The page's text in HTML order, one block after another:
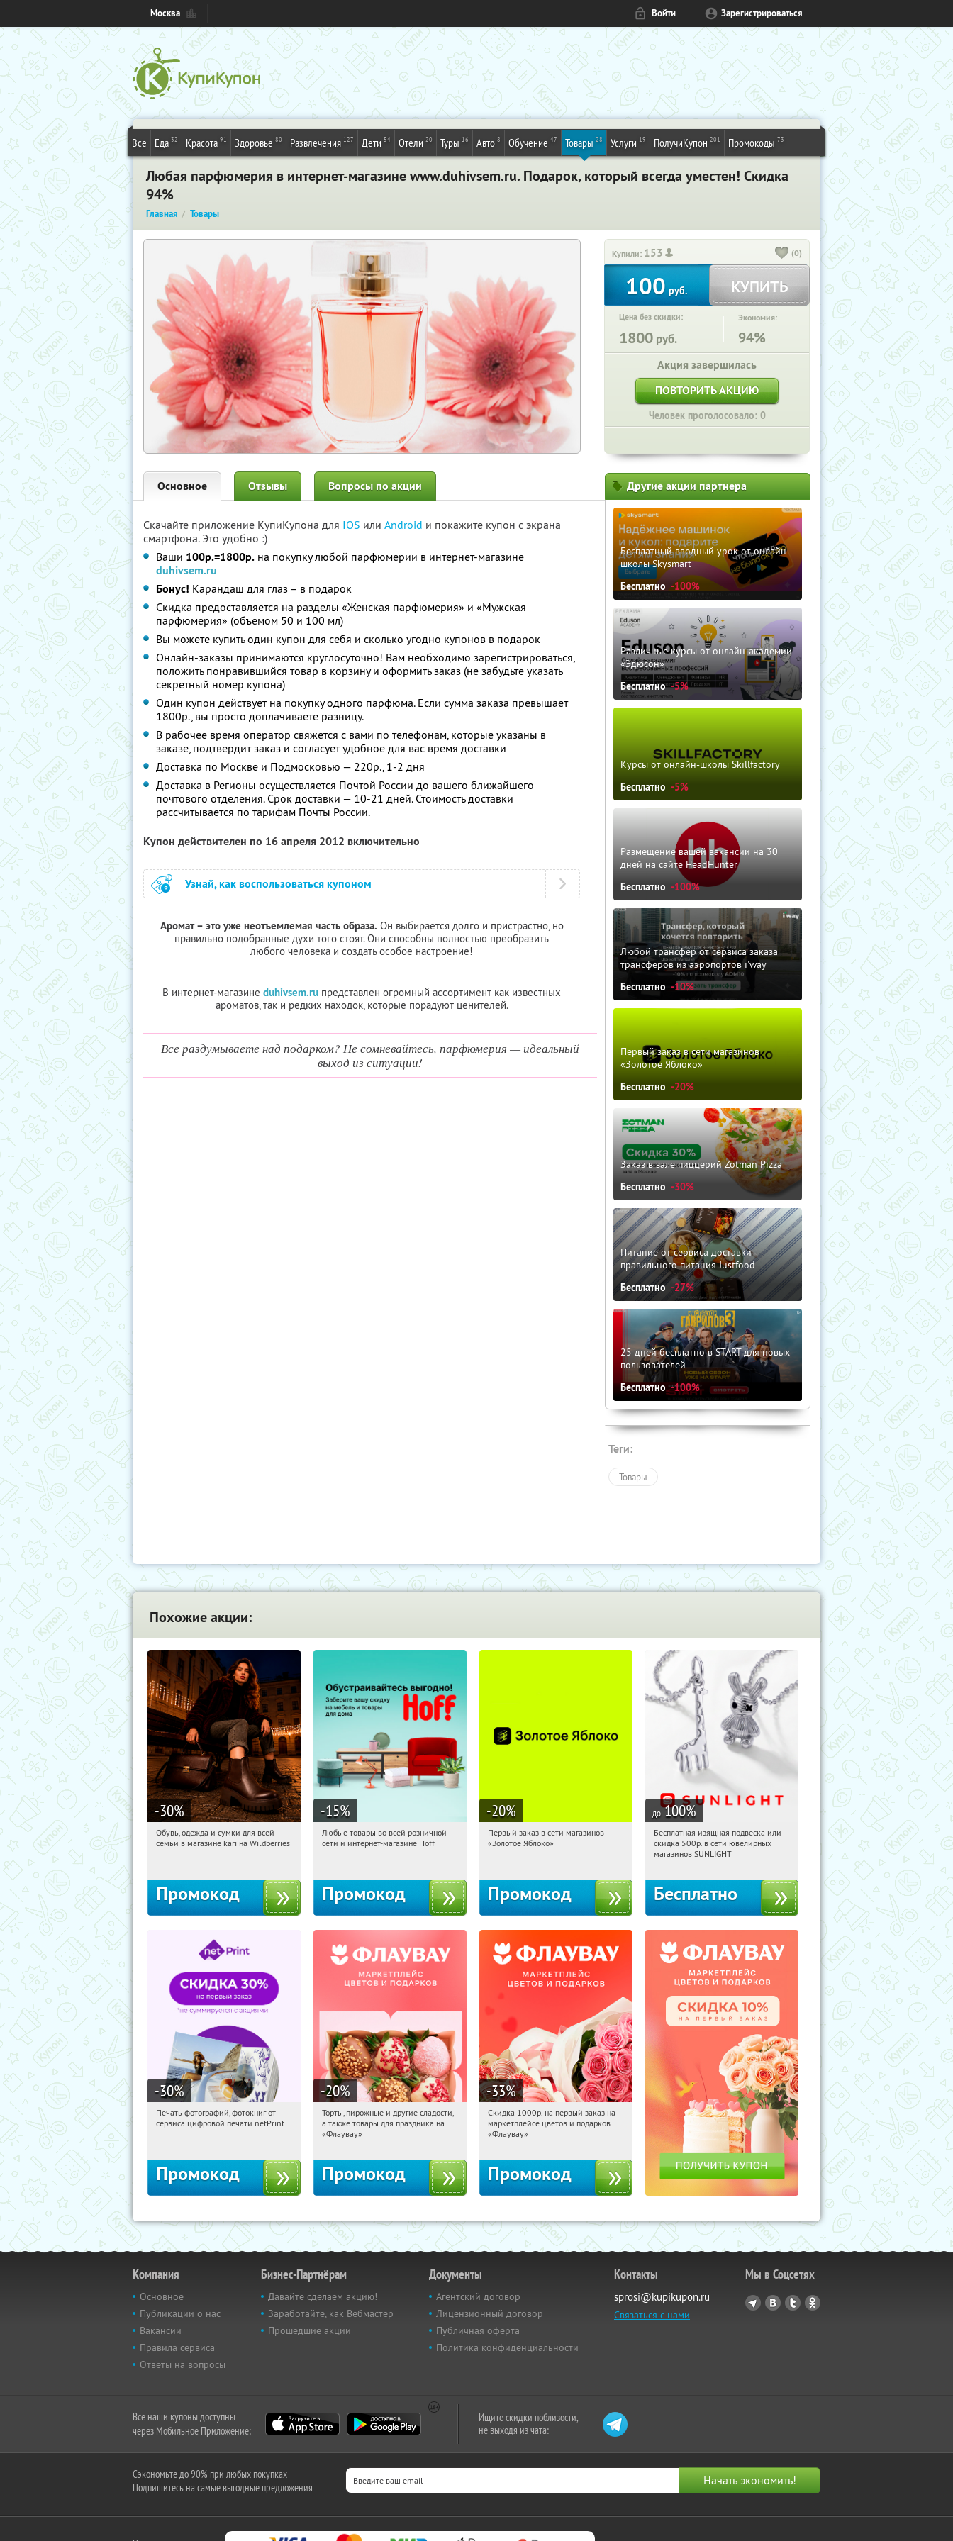
Москва Войти Зарегистрироваться
Все Еда 32 Красота 91 Здоровье 80 Развлечения 127 Дети 54 Отели 20 Туры 16 Авто 8 Обучение 47 Товары 28 Услуги 19 ПолучиКупон 201 Промокоды 73
Любая парфюмерия в интернет-магазине www.duhivsem.ru. Подарок, который всегда уместен! Скидка
94%
Главная Товары
Купили: 153 (0)
100 руб. КУПИТЬ
Цена без скидки:
1800 руб.
Экономия:
94%
Акция завершилась
ПОВТОРИТЬ АКЦИЮ
Человек проголосовало: 0
Основное Отзывы Вопросы по акции
Скачайте приложение КупиКупона для IOS или Android и покажите купон с экрана
смартфона. Это удобно :)
Ваши 100р.=1800р. на покупку любой парфюмерии в интернет-магазине
duhivsem.ru
Бонус! Карандаш для глаз – в подарок
Скидка предоставляется на разделы «Женская парфюмерия» и «Мужская
парфюмерия» (объемом 50 и 100 мл)
Вы можете купить один купон для себя и сколько угодно купонов в подарок
Онлайн-заказы принимаются круглосуточно! Вам необходимо зарегистрироваться,
положить понравившийся товар в корзину и оформить заказ (не забудьте указать
секретный номер купона)
Один купон действует на покупку одного парфюма. Если сумма заказа превышает
1800р., вы просто доплачиваете разницу.
В рабочее время оператор свяжется с вами по телефонам, которые указаны в
заказе, подтвердит заказ и согласует удобное для вас время доставки
Доставка по Москве и Подмосковью — 220р., 1-2 дня
Доставка в Регионы осуществляется Почтой России до вашего ближайшего
почтового отделения. Срок доставки — 10-21 дней. Стоимость доставки
рассчитывается по тарифам Почты России.
Купон действителен по 16 апреля 2012 включительно
Узнай, как воспользоваться купоном
Аромат – это уже неотъемлемая часть образа. Он выбирается долго и пристрастно, но
правильно подобранные духи того стоят. Они способны полностью преобразить
любого человека и создать особое настроение!
В интернет-магазине duhivsem.ru представлен огромный ассортимент как известных
ароматов, так и редких находок, которые порадуют ценителей.
Все раздумываете над подарком? Не сомневайтесь, парфюмерия — идеальный
выход из ситуации!
Другие акции партнера
Бесплатный вводный урок от онлайн-
школы Skysmart
Бесплатно -100%
Различные курсы от онлайн-академии
«Эдюсон»
Бесплатно -5%
Курсы от онлайн-школы Skillfactory
Бесплатно -5%
Размещение вашей вакансии на 30
дней на сайте HeadHunter
Бесплатно -100%
Любой трансфер от сервиса заказа
трансферов из аэропортов i'way
Бесплатно -10%
Первый заказ в сети магазинов
«Золотое Яблоко»
Бесплатно -20%
Заказ в зале пиццерий Zotman Pizza
Бесплатно -30%
Питание от сервиса доставки
правильного питания Justfood
Бесплатно -27%
25 дней бесплатно в START для новых
пользователей
Бесплатно -100%
Теги:
Товары
Похожие акции:
-30%
19:07:37
Получи первым!
Обувь, одежда и сумки для всей
семьи в магазине kari на Wildberries
Промокод
-15%
19:07:37 Получили:
Любые товары во всей розничной
сети и интернет-магазине Hoff
Промокод
-20%
19:07:37
Получи первым!
Первый заказ в сети магазинов
«Золотое Яблоко»
Промокод
до 100%
19:07:37 Получили:
Россия
Бесплатная изящная подвеска или
скидка 500р. в сети ювелирных
магазинов SUNLIGHT
Бесплатно
-30%
19:07:37 Получили:
Печать фотографий, фотокниг от
сервиса цифровой печати netPrint
Промокод
-20%
19:07:37 Получили:
Россия
Торты, пирожные и другие сладости,
а также товары для праздника на
«Флаувау»
Промокод
-33%
19:07:37 Получили:
Россия
Скидка 1000р. на первый заказ на
маркетплейсе цветов и подарков
«Флаувау»
Промокод
Компания
Основное
Публикации о нас
Вакансии
Правила сервиса
Ответы на вопросы
Бизнес-Партнёрам
Давайте сделаем акцию!
Заработайте, как Вебмастер
Прошедшие акции
Документы
Агентский договор
Лицензионный договор
Публичная оферта
Политика конфиденциальности
Контакты
sprosi@kupikupon.ru
Связаться с нами
Мы в Соцсетях
Все наши купоны доступны
через Мобильное Приложение:
Ищите скидки поблизости,
не выходя из чата:
Сэкономьте до 90% при любых покупках
Подпишитесь на самые выгодные предложения